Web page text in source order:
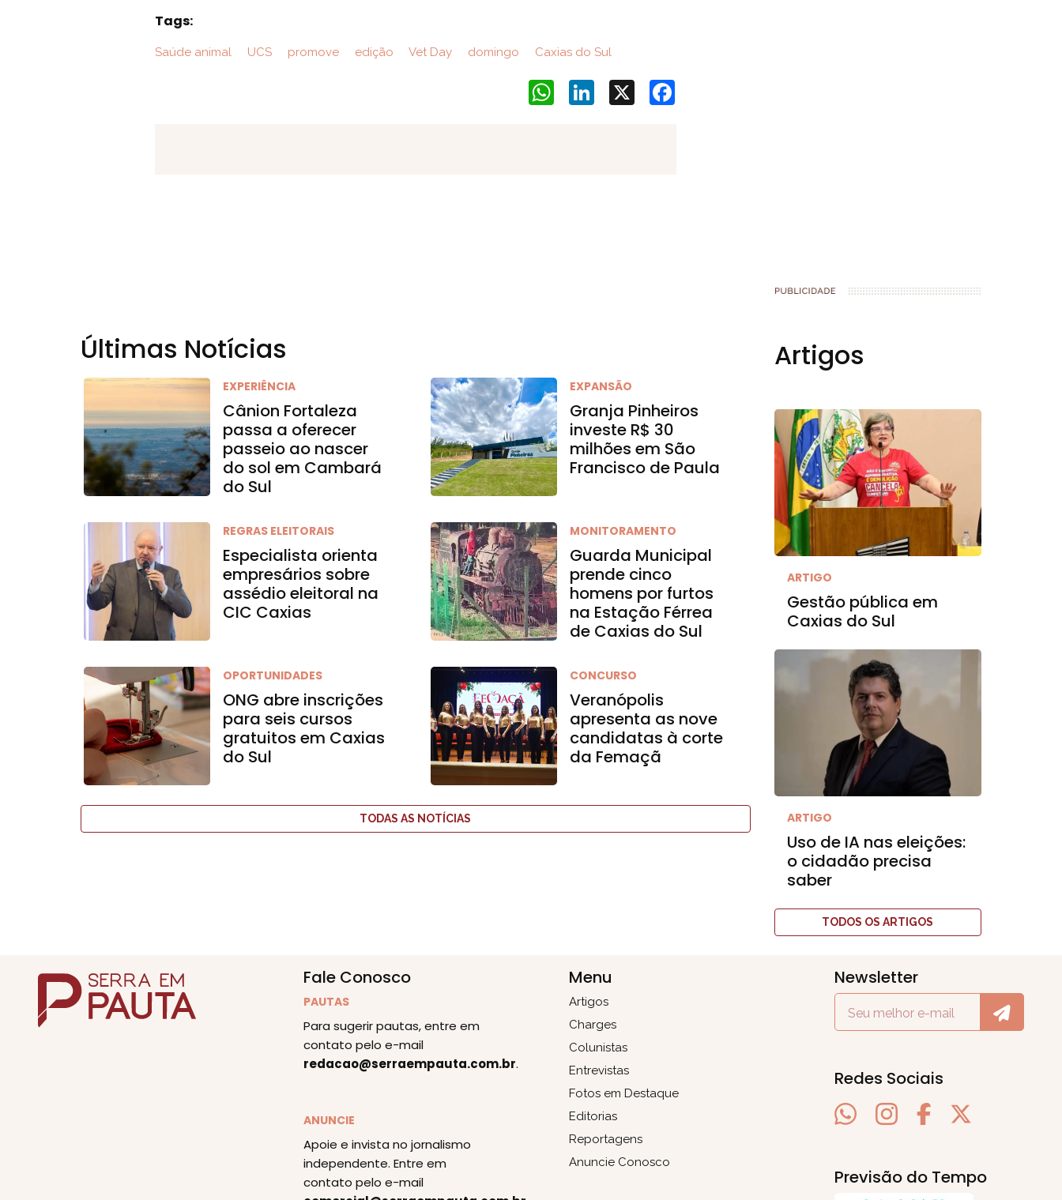
Tags:
Saúde animal UCS promove edição Vet Day domingo Caxias do Sul
Facebook
X
LinkedIn
WhatsApp
Últimas Notícias
EXPERIÊNCIA
Cânion Fortaleza
passa a oferecer
passeio ao nascer
do sol em Cambará
do Sul
EXPANSÃO
Granja Pinheiros
investe R$ 30
milhões em São
Francisco de Paula
REGRAS ELEITORAIS
Especialista orienta
empresários sobre
assédio eleitoral na
CIC Caxias
MONITORAMENTO
Guarda Municipal
prende cinco
homens por furtos
na Estação Férrea
de Caxias do Sul
OPORTUNIDADES
ONG abre inscrições
para seis cursos
gratuitos em Caxias
do Sul
CONCURSO
Veranópolis
apresenta as nove
candidatas à corte
da Femaçã
TODAS AS NOTÍCIAS
Artigos
ARTIGO
Gestão pública em
Caxias do Sul
ARTIGO
Uso de IA nas eleições:
o cidadão precisa
saber
TODOS OS ARTIGOS
Fale Conosco
PAUTAS
Para sugerir pautas, entre em
contato pelo e-mail
redacao@serraempauta.com.br.
ANUNCIE
Apoie e invista no jornalismo
independente. Entre em
contato pelo e-mail
Menu
Artigos
Charges
Colunistas
Entrevistas
Fotos em Destaque
Editorias
Reportagens
Anuncie Conosco
Newsletter
Redes Sociais
Previsão do Tempo